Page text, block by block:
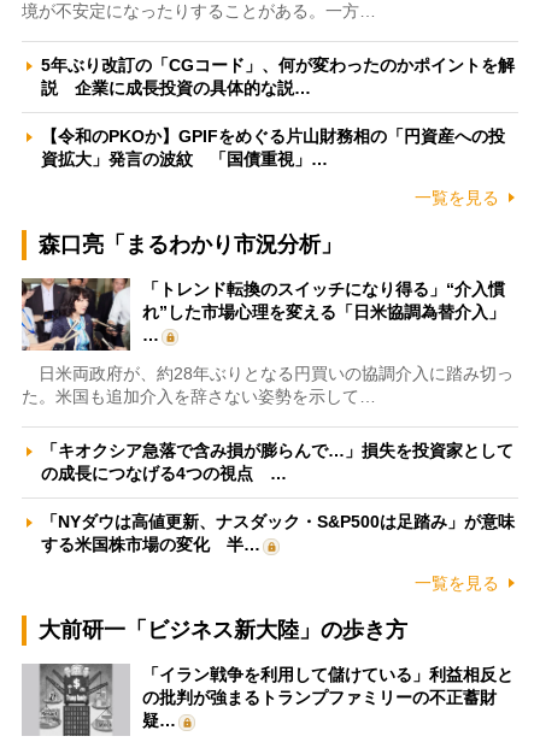
境が不安定になったりすることがある。一方…
5年ぶり改訂の「CGコード」、何が変わったのかポイントを解
説 企業に成長投資の具体的な説…
【令和のPKOか】GPIFをめぐる片山財務相の「円資産への投
資拡大」発言の波紋 「国債重視」…
一覧を見る
森口亮「まるわかり市況分析」
「トレンド転換のスイッチになり得る」“介入慣
れ”した市場心理を変える「日米協調為替介入」
…
日米両政府が、約28年ぶりとなる円買いの協調介入に踏み切っ
た。米国も追加介入を辞さない姿勢を示して…
「キオクシア急落で含み損が膨らんで…」損失を投資家として
の成長につなげる4つの視点 …
「NYダウは高値更新、ナスダック・S&P500は足踏み」が意味
する米国株市場の変化 半…
一覧を見る
大前研一「ビジネス新大陸」の歩き方
「イラン戦争を利用して儲けている」利益相反と
の批判が強まるトランプファミリーの不正蓄財
疑…